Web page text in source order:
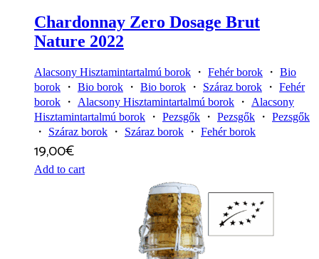
Chardonnay Zero Dosage Brut
Nature 2022
Alacsony Hisztamintartalmú borok ・ Fehér borok ・ Bio
borok ・ Bio borok ・ Bio borok ・ Száraz borok ・ Fehér
borok ・ Alacsony Hisztamintartalmú borok ・ Alacsony
Hisztamintartalmú borok ・ Pezsgők ・ Pezsgők ・ Pezsgők
・ Száraz borok ・ Száraz borok ・ Fehér borok
19,00€
Add to cart